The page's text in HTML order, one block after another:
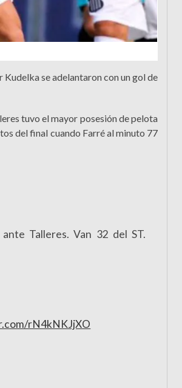
se adelantaron con un gol de
tuvo el mayor posesión de pelota
del final cuando Farré al minuto 77
Talleres. Van 32 del ST.
rN4kNKJjXO